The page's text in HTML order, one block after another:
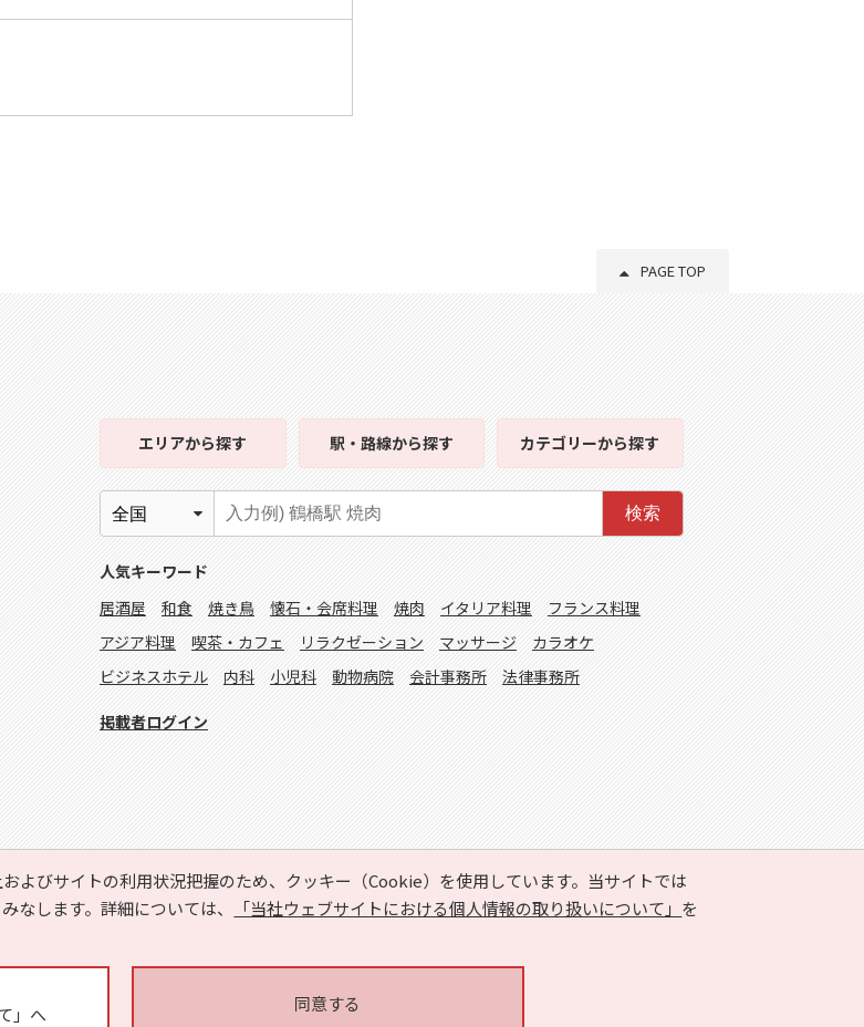
PAGE TOP
よびサイトの利用状況把握のため、クッキー（Cookie）を使用しています。当サイトでは
なします。詳細については、
「当社ウェブサイトにおける個人情報の取り扱いについて」 を
」へ
同意する
エリアから探す 駅・路線から探す カテゴリーから探す
検索
人気キーワード
居酒屋
和食 焼き鳥 懐石・会席料理 焼肉 イタリア料理
フランス料理
アジア料理
喫茶・カフェ リラクゼーション マッサージ
カラオケ
ビジネスホテル
内科 小児科 動物病院 会計事務所 法律事務所
掲載者ログイン
© HYOJITO.Co.,Ltd. All Rights Reserved.